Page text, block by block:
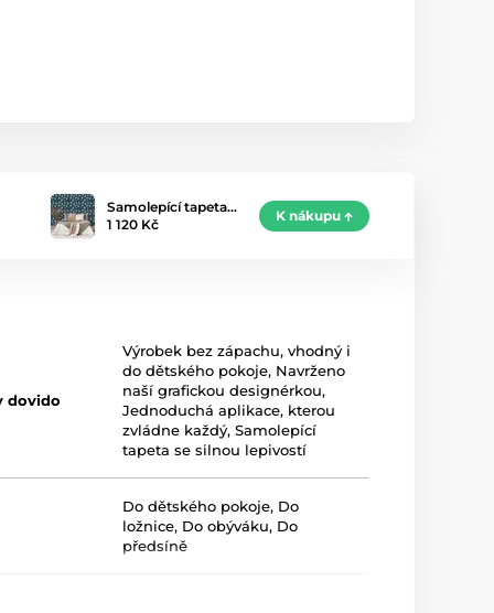
Samolepící tapeta…
1 120 Kč
K nákupu
dovido
Výrobek bez zápachu, vhodný i
do dětského pokoje, Navrženo
naší grafickou designérkou,
Jednoduchá aplikace, kterou
zvládne každý,Samolepící
tapeta se silnou lepivostí
Do dětského pokoje, Do
ložnice, Do obýváku, Do
předsíně